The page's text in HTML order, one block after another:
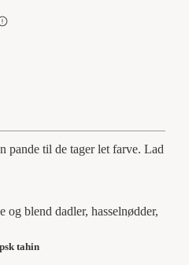
pande til de tager let farve. Lad
og blend dadler, hasselnødder,
tahin